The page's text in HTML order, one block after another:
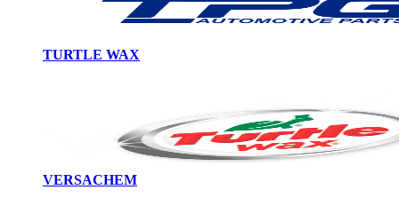
TURTLE WAX
VERSACHEM